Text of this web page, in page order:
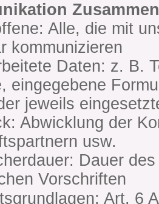
Alle, die mit
kommunizieren
Daten: z. B.
eingegebene
jeweils
Abwicklung der
usw.
Dauer
Vorschriften
Art. 6